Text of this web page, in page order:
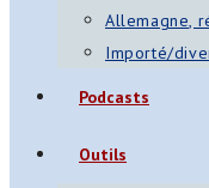
Allemagne,
Importé/
Podcasts
Outils